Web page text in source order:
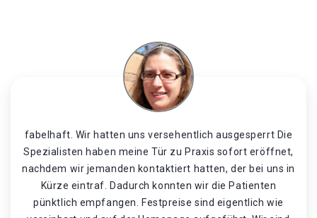
fabelhaft. Wir hatten uns versehentlich ausgesperrt Die
Spezialisten haben meine Tür zu Praxis sofort eröffnet,
nachdem wir jemanden kontaktiert hatten, der bei uns in
Kürze eintraf. Dadurch konnten wir die Patienten
pünktlich empfangen. Festpreise sind eigentlich wie